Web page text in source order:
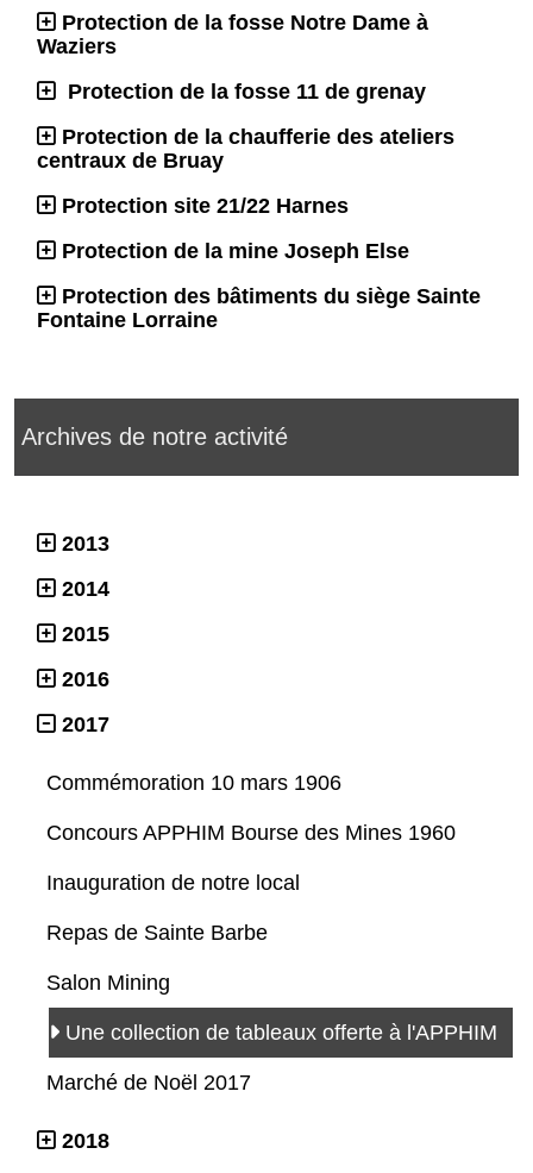
Protection de la fosse Notre Dame à
Waziers
Protection de la fosse 11 de grenay
Protection de la chaufferie des ateliers
centraux de Bruay
Protection site 21/22 Harnes
Protection de la mine Joseph Else
Protection des bâtiments du siège Sainte
Fontaine Lorraine
Archives de notre activité
2013
2014
2015
2016
2017
Commémoration 10 mars 1906
Concours APPHIM Bourse des Mines 1960
Inauguration de notre local
Repas de Sainte Barbe
Salon Mining
Une collection de tableaux offerte à l'APPHIM
Marché de Noël 2017
2018